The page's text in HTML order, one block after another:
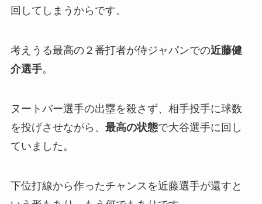
回してしまうからです。
考えうる最高の２番打者が侍ジャパンでの近藤健
介選手。
ヌートバー選手の出塁を殺さず、相手投手に球数
を投げさせながら、 最高の状態で大谷選手に回し
ていました。
下位打線から作ったチャンスを近藤選手が還すと